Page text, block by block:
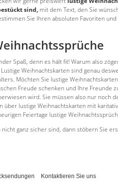
sind,mit dem Text, den Sie
Sie Ihren absoluten Favoriten
Spaß, denn es hält fit! Warum also
Weihnachtskarten sind genau
Möchten Sie lustige
Freude schenken und Ihre Freunde
wird. Sie müssen also nur noch
über lustige Weihnachtskarten mit
Feiertage lustige
nicht ganz sicher sind, dann stöbern Sie
Kontaktieren Sie uns